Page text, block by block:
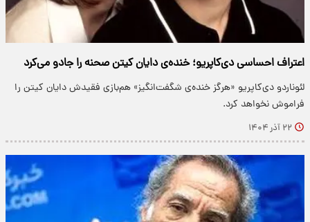
اعتراف احساسی دی‌کاپریو؛ خنده‌ی دایان کیتن صحنه را جادو می‌کرد
لئوناردو دی‌کاپریو «هرگز خنده‌ی شگفت‌انگیز» هم‌بازی فقیدش دایان کیتن را
فراموش نخواهد کرد.
۲۲ آذر ۱۴۰۴